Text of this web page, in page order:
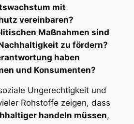
mit
vereinbaren?
Maßnahmen sind
zu fördern?
haben
und Konsumenten?
Ungerechtigkeit und
Rohstoffe zeigen, dass
handeln müssen,